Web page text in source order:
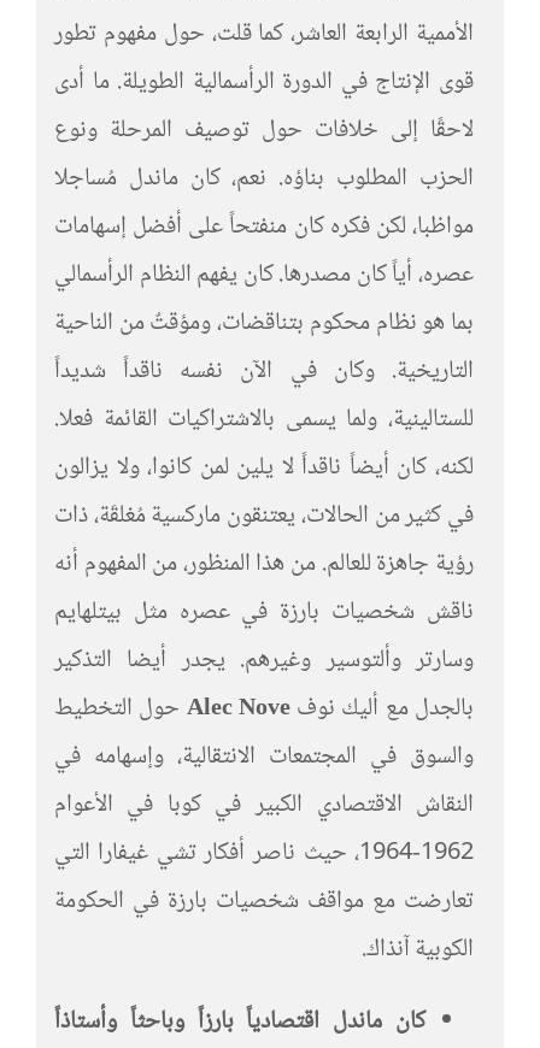
الأممية الرابعة العاشر، كما قلت، حول مفهوم تطور
قوى الإنتاج في الدورة الرأسمالية الطويلة. ما أدى
لاحقًا إلى خلافات حول توصيف المرحلة ونوع
الحزب المطلوب بناؤه. نعم، كان ماندل مُساجلا
مواظبا، لكن فكره كان منفتحاً على أفضل إسهامات
عصره، أياً كان مصدرها. كان يفهم النظام الرأسمالي
بما هو نظام محكوم بتناقضات، ومؤقتٌ من الناحية
التاريخية. وكان في الآن نفسه ناقداً شديداً
للستالينية، ولما يسمى بالاشتراكيات القائمة فعلا.
لكنه، كان أيضاً ناقداً لا يلين لمن كانوا، ولا يزالون
في كثير من الحالات، يعتنقون ماركسية مُغلقَة، ذات
رؤية جاهزة للعالم. من هذا المنظور، من المفهوم أنه
ناقش شخصيات بارزة في عصره مثل بيتلهايم
وسارتر وألتوسير وغيرهم. يجدر أيضا التذكير
بالجدل مع أليك نوفAlec Nove حول التخطيط
والسوق في المجتمعات الانتقالية، وإسهامه في
النقاش الاقتصادي الكبير في كوبا في الأعوام
1962-1964، حيث ناصر أفكار تشي غيفارا التي
تعارضت مع مواقف شخصيات بارزة في الحكومة
الكوبية آنذاك.
كان ماندل اقتصادياً بارزاً وباحثاً وأستاذاً